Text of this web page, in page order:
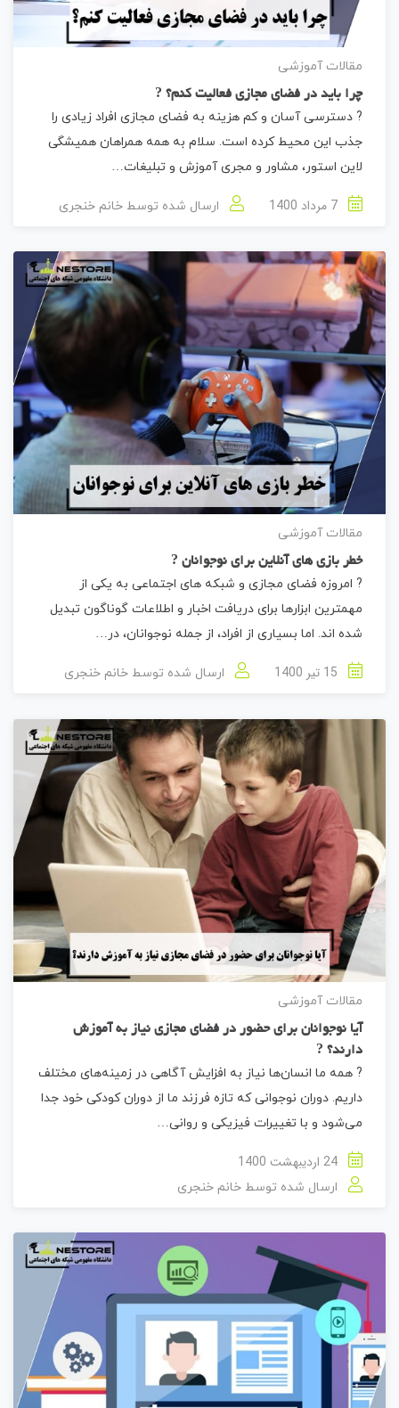
مقالات آموزشی
چرا باید در فضای مجازی فعالیت کنم؟ ?
? دسترسی آسان و کم هزینه به فضای مجازی افراد زیادی را
جذب این محیط کرده است. سلام به همه همراهان همیشگی
لاین استور، مشاور و مجری آموزش و تبلیغات…
ارسال شده توسط خانم خنجری
مقالات آموزشی
خطر بازی های آنلاین برای نوجوانان ?
? امروزه فضای مجازی و شبکه های اجتماعی به یکی از
مهمترین ابزارها برای دریافت اخبار و اطلاعات گوناگون تبدیل
شده اند. اما بسیاری از افراد، از جمله نوجوانان، در…
ارسال شده توسط خانم خنجری
مقالات آموزشی
آیا نوجوانان برای حضور در فضای مجازی نیاز به آموزش
دارند؟ ?
? همه ما انسان‌ها نیاز به افزایش آگاهی در زمینه‌های مختلف
داریم. دوران نوجوانی که تازه فرزند ما از دوران کودکی خود جدا
می‌شود و با تغییرات فیزیکی و روانی…
ارسال شده توسط خانم خنجری